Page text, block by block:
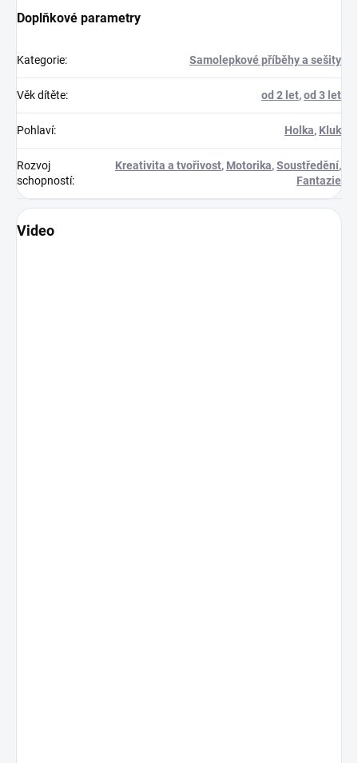
Doplňkové parametry
Kategorie: Samolepkové příběhy a sešity
Věk dítěte: od 2 let,od 3 let
Pohlaví: Holka, Kluk
Rozvoj
schopností:
Kreativita a tvořivost, Motorika,Soustředění,
Fantazie
Video